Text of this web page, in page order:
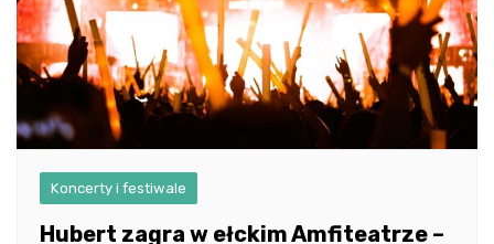
Koncerty i festiwale
Hubert zagra w ełckim Amfiteatrze –